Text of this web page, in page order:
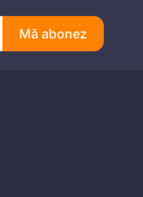
Mă abonez